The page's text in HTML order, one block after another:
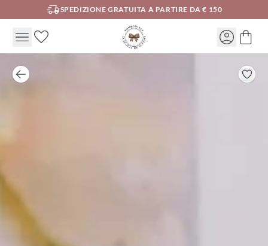
SPEDIZIONE GRATUITA A PARTIRE DA € 150